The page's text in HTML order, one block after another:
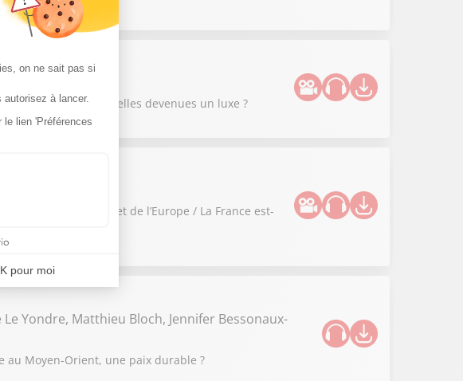
/ Les vacances sont-elles devenues un luxe ?
de la France et de l’Europe / La France est-
Yondre, Matthieu Bloch, Jennifer Bessonaux-
au Moyen-Orient, une paix durable ?